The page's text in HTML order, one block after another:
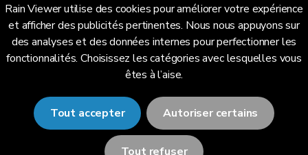
Rain Viewer utilise des cookies pour améliorer votre expérience
et afficher des publicités pertinentes. Nous nous appuyons sur
des analyses et des données internes pour perfectionner les
fonctionnalités. Choisissez les catégories avec lesquelles vous
êtes à l’aise.
Tout accepter Autoriser certains
Tout refuser
Langue